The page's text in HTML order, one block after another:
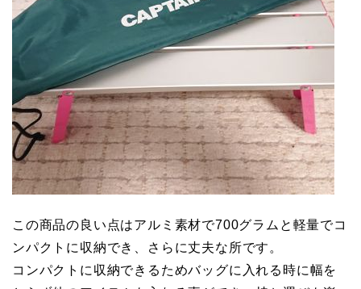
この商品の良い点はアルミ素材で700グラムと軽量でコ
ンパクトに収納でき、さらに丈夫な所です。
コンパクトに収納できるためバッグに入れる時に幅を